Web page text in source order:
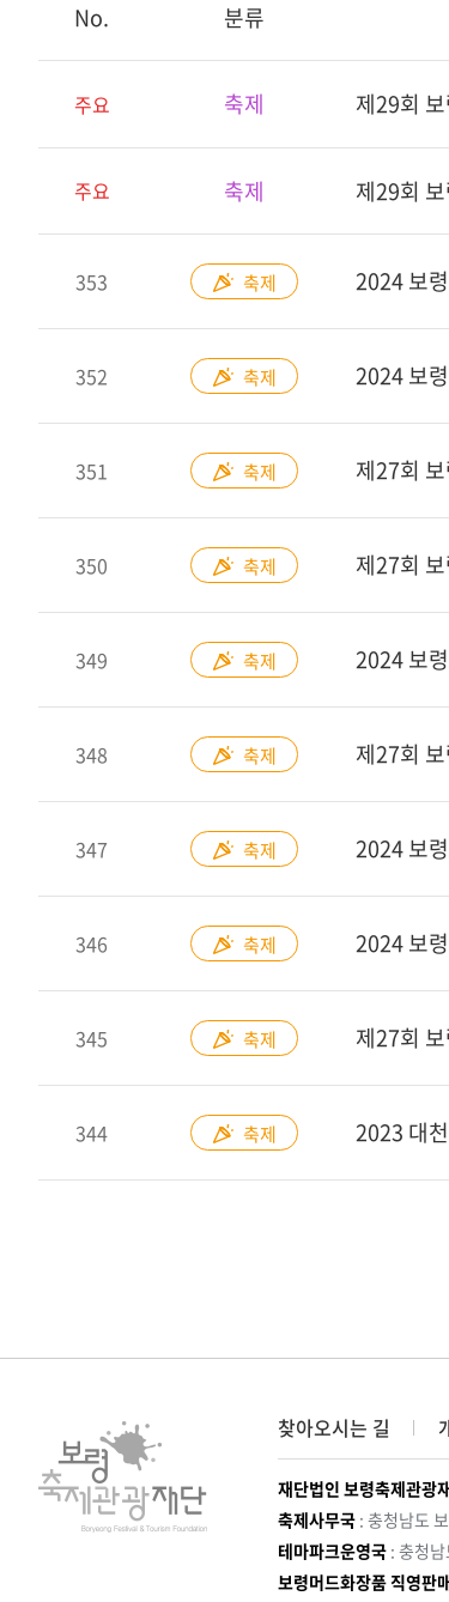
No. 분류
주요 축제 제29회
주요 축제 제29회
353 축제 2024 보
352 축제 2024 보
351 축제
350 축제 제27회
349 축제
348 축제 제27회
347 축제
346 축제
345 축제 제27회
344 축제 2023 대
찾아오시는 길
재단법인 보령축제관광
축제사무국 : 충청남도
테마파크운영국 : 충청
보령머드화장품 직영판